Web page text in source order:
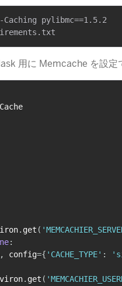
pylibmc==1.5.2
用に Memcache を設
Cache
. get (
:
, config={ 'CACHE_TYPE' :
. get (